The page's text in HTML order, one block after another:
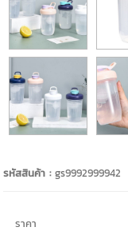
รหัสสินค้า :gs9992999942
ราคา